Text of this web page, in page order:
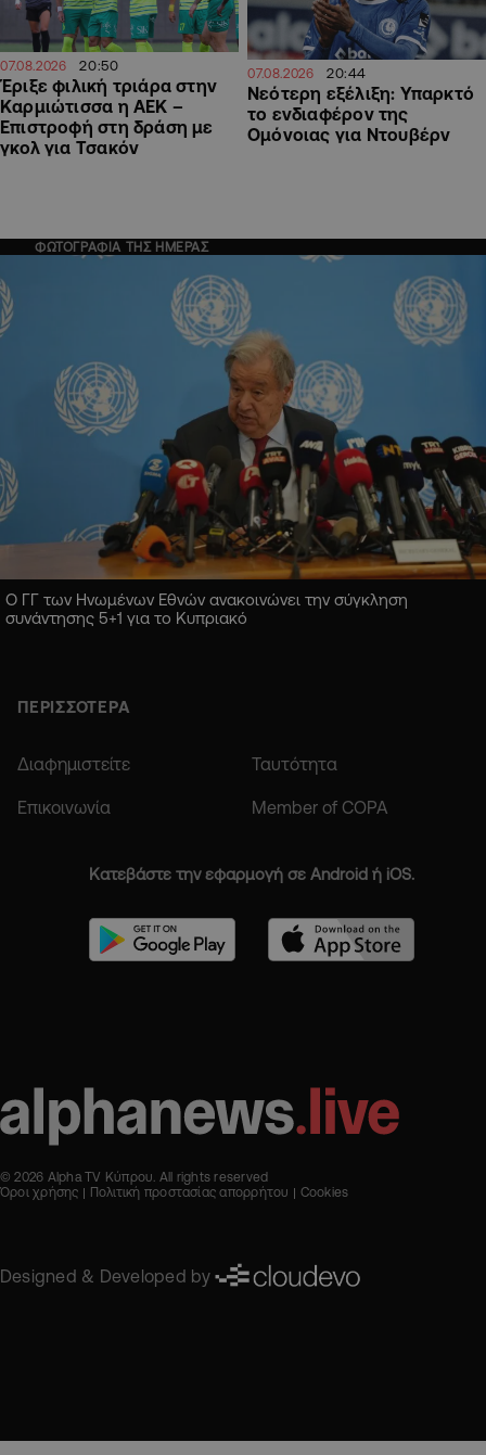
07.08.2026 20:50
Έριξε φιλική τριάρα στην
Καρμιώτισσα η ΑΕΚ –
Επιστροφή στη δράση με
γκολ για Τσακόν
07.08.2026 20:44
Νεότερη εξέλιξη: Υπαρκτό
το ενδιαφέρον της
Ομόνοιας για Ντουβέρν
ΦΩΤΟΓΡΑΦΙΑ ΤΗΣ ΗΜΕΡΑΣ
Ο ΓΓ των Ηνωμένων Εθνών ανακοινώνει την σύγκληση
συνάντησης 5+1 για το Κυπριακό
ΠΕΡΙΣΣΟΤΕΡΑ
Διαφημιστείτε Ταυτότητα
Επικοινωνία Member of COPA
Κατεβάστε την εφαρμογή σε Android ή iOS.
© 2026 Alpha TV Κύπρου. All rights reserved
Όροι χρήσης
Πολιτική προστασίας απορρήτου Cookies
Designed & Developed by